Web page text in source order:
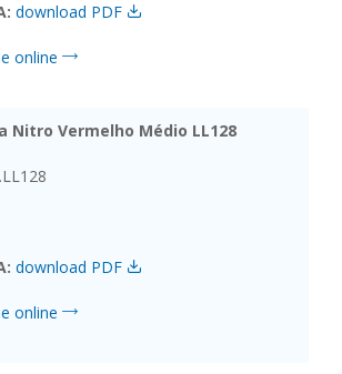
download PDF
online
Nitro Vermelho Médio LL128
download PDF
online